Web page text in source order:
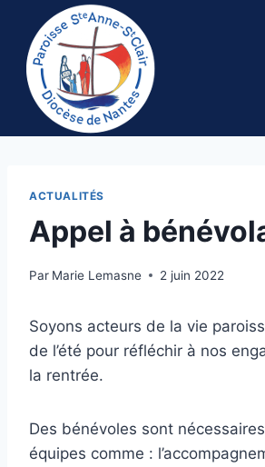
contenu
ACTUALITÉS
Appel à
Par Marie Lemasne 2 juin 2022
Soyons acteurs de la vie
de l’été pour réfléchir à nos
la rentrée.
Des bénévoles sont
équipes comme :